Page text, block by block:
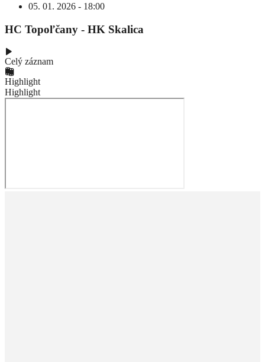
05. 01. 2026 - 18:00
HC Topoľčany - HK Skalica
Celý záznam
Highlight
Highlight